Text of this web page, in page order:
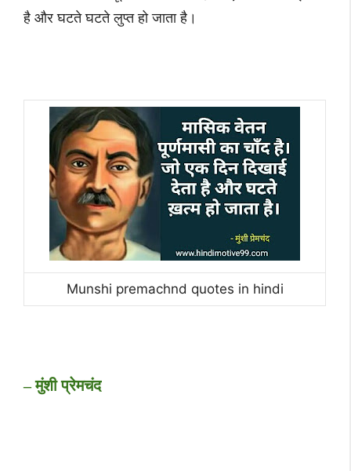
है और घटते घटते लुप्त हो जाता है।
Munshi premachnd quotes in hindi
– मुंशी प्रेमचंद